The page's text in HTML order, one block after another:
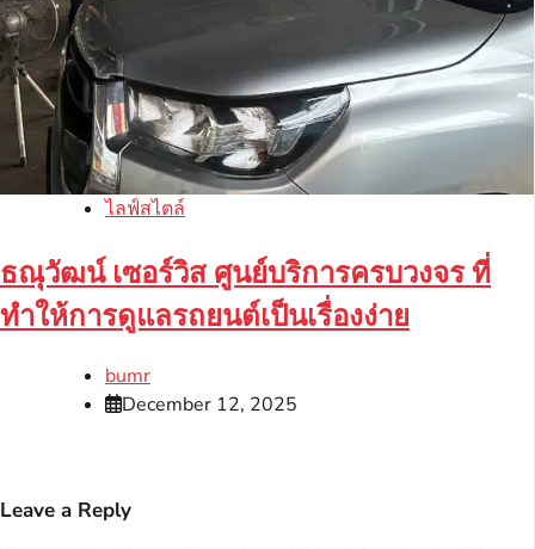
ไลฟ์สไตล์
ธณุวัฒน์ เซอร์วิส ศูนย์บริการครบวงจร ที่
ทำให้การดูแลรถยนต์เป็นเรื่องง่าย
bumr
December 12, 2025
Leave a Reply